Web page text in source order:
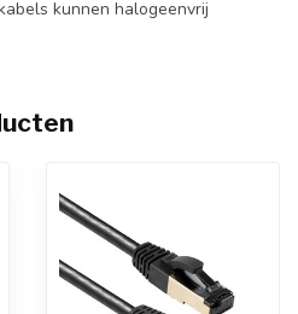
kunnen halogeenvrij